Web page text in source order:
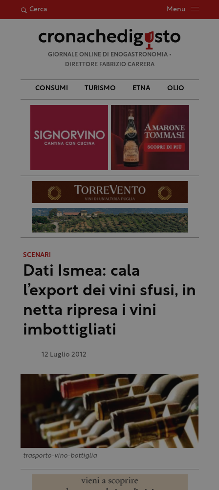
Cerca Menu
per:
GIORNALE ONLINE DI ENOGASTRONOMIA •
DIRETTORE FABRIZIO CARRERA
CONSUMI TURISMO ETNA OLIO
SCENARI
Dati Ismea: cala
l’export dei vini sfusi, in
netta ripresa i vini
imbottigliati
12 Luglio 2012
trasporto-vino-bottiglia